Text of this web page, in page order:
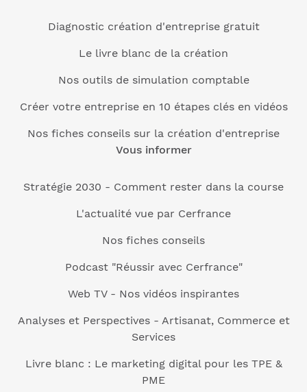
Diagnostic création d'entreprise gratuit
Le livre blanc de la création
Nos outils de simulation comptable
Créer votre entreprise en 10 étapes clés en vidéos
Nos fiches conseils sur la création d'entreprise
Vous informer
Stratégie 2030 - Comment rester dans la course
L'actualité vue par Cerfrance
Nos fiches conseils
Podcast "Réussir avec Cerfrance"
Web TV - Nos vidéos inspirantes
Analyses et Perspectives - Artisanat, Commerce et
Services
Livre blanc : Le marketing digital pour les TPE &
PME